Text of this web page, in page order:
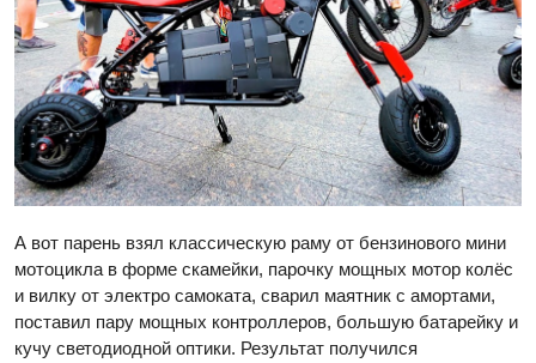
А вот парень взял классическую раму от бензинового мини
мотоцикла в форме скамейки, парочку мощных мотор колёс
и вилку от электро самоката, сварил маятник с амортами,
поставил пару мощных контроллеров, большую батарейку и
кучу светодиодной оптики. Результат получился